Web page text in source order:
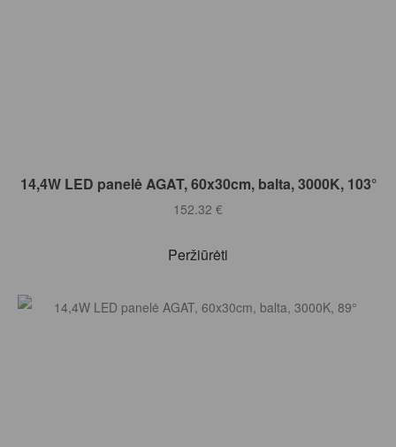
Į KREPŠELĮ
14,4W LED panelė AGAT, 60x30cm, balta, 3000K, 103°
152.32 €
Peržiūrėti